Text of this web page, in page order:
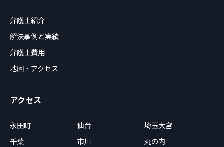
弁護士紹介
解決事例と実績
弁護士費用
地図・アクセス
アクセス
永田町 仙台
埼玉大宮
千葉
市川
丸の内